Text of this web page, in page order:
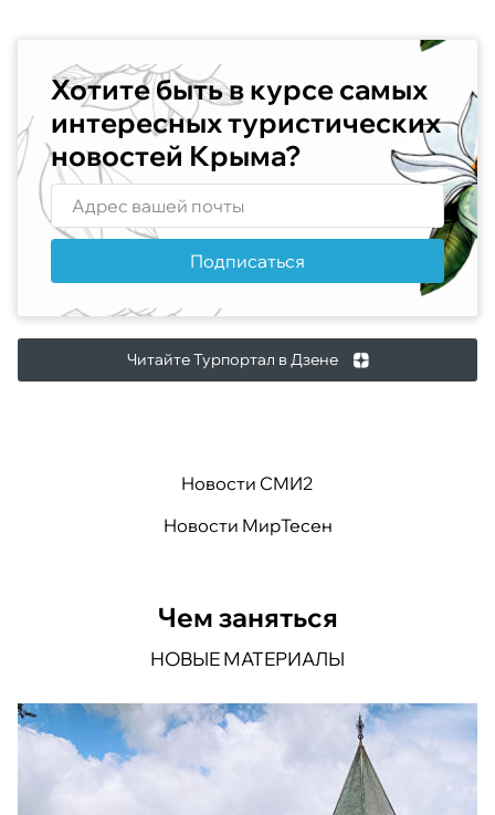
Хотите быть в курсе самых
интересных туристических
новостей Крыма?
Подписаться
Читайте Турпортал в Дзене
Новости СМИ2
Новости МирТесен
Чем заняться
НОВЫЕ МАТЕРИАЛЫ